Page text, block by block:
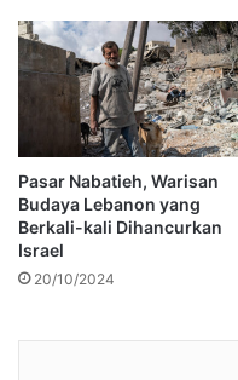
Pasar Nabatieh, Warisan
Budaya Lebanon yang
Berkali-kali Dihancurkan
Israel
20/10/2024